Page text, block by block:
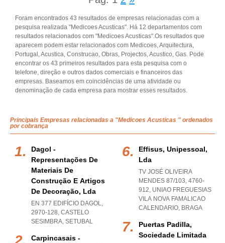
Foram encontrados 43 resultados de empresas relacionadas com a
pesquisa realizada "Medicoes Acusticas". Há 12 departamentos com
resultados relacionados com "Medicoes Acusticas".Os resultados que
aparecem podem estar relacionados com Medicoes, Arquitectura,
Portugal, Acustica, Construcao, Obras, Projectos, Acustico, Gas. Pode
encontrar os 43 primeiros resultados para esta pesquisa com o
telefone, direção e outros dados comerciais e financeiros das
empresas. Baseamos em coincidências de uma atividade ou
denominação de cada empresa para mostrar esses resultados.
Principais Empresas relacionadas a "Medicoes Acusticas " ordenados
por cobrança
Dagol -
Representações De
Materiais De
Construção E Artigos
De Decoração, Lda
EN 377 EDIFÍCIO DAGOL,
2970-128, CASTELO
SESIMBRA, SETUBAL
Carpincasais -
Effisus, Unipessoal,
Lda
TV JOSÉ OLIVEIRA
MENDES 87/103, 4760-
912, UNIAO FREGUESIAS
VILA NOVA FAMALICAO
CALENDARIO, BRAGA
Puertas Padilla,
Sociedade Limitada